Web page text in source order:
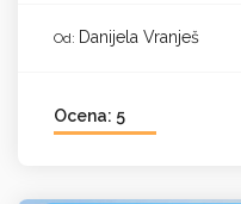
Od: Danijela Vranješ
Ocena: 5